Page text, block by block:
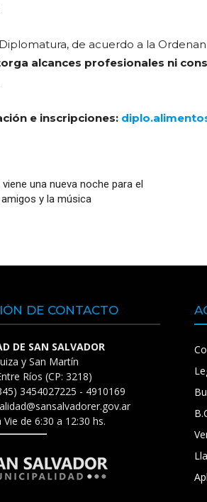
de acuerdo a la
alcances profesionales ni
e inscripciones:
viene una nueva noche para el
y la música
DE CONTACTO
DE SAN SALVADOR
y San Martín
Ríos (CP: 3218)
3454027225 - 4910169
Vie de 6:30 a 12:30 hs.